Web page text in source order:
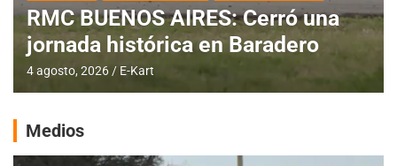
RMC BUENOS AIRES: Cerró una
jornada histórica en Baradero
4 agosto, 2026 E-Kart
Medios